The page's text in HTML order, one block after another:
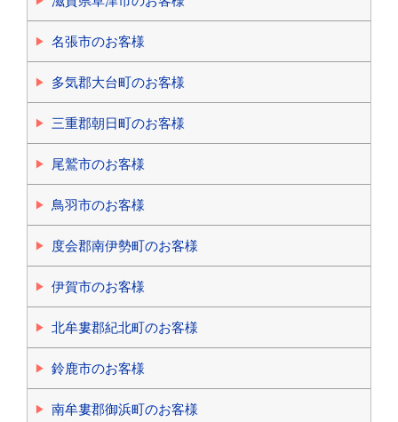
名張市のお客様
多気郡大台町のお客様
三重郡朝日町のお客様
尾鷲市のお客様
鳥羽市のお客様
度会郡南伊勢町のお客様
伊賀市のお客様
北牟婁郡紀北町のお客様
鈴鹿市のお客様
南牟婁郡御浜町のお客様